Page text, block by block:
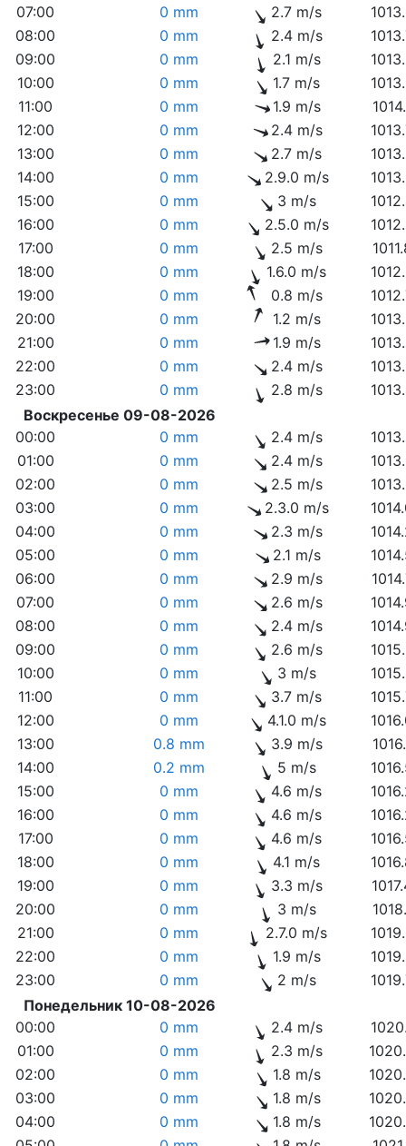
07:00
0 mm 2.7 m/s
08:00
0 mm 2.4 m/s
09:00
0 mm 2.1 m/s
10:00
0 mm 1.7 m/s
11:00
0 mm 1.9 m/s
12:00
0 mm 2.4 m/s
13:00
0 mm 2.7 m/s
14:00
0 mm 2.9.0 m/s
15:00
0 mm 3 m/s
16:00
0 mm 2.5.0 m/s
17:00
0 mm 2.5 m/s
18:00
0 mm 1.6.0 m/s
19:00
0 mm 0.8 m/s
20:00
0 mm 1.2 m/s
21:00
0 mm 1.9 m/s
22:00
0 mm 2.4 m/s
23:00
0 mm 2.8 m/s
Воскресенье 09-08-2026
00:00
0 mm 2.4 m/s
01:00
0 mm 2.4 m/s
02:00
0 mm 2.5 m/s
03:00
0 mm 2.3.0 m/s
04:00
0 mm 2.3 m/s
05:00
0 mm 2.1 m/s
06:00
0 mm 2.9 m/s
07:00
0 mm 2.6 m/s
08:00
0 mm 2.4 m/s
09:00
0 mm 2.6 m/s
10:00
0 mm 3 m/s
11:00
0 mm 3.7 m/s
12:00
0 mm 4.1.0 m/s
13:00
0.8 mm 3.9 m/s
14:00
0.2 mm 5 m/s
15:00
0 mm 4.6 m/s
16:00
0 mm 4.6 m/s
17:00
0 mm 4.6 m/s
18:00
0 mm 4.1 m/s
19:00
0 mm 3.3 m/s
20:00
0 mm 3 m/s
21:00
0 mm 2.7.0 m/s
22:00
0 mm 1.9 m/s
23:00
0 mm 2 m/s
Понедельник 10-08-2026
00:00
0 mm 2.4 m/s
01:00
0 mm 2.3 m/s
02:00
0 mm 1.8 m/s
03:00
0 mm 1.8 m/s
04:00
0 mm 1.8 m/s